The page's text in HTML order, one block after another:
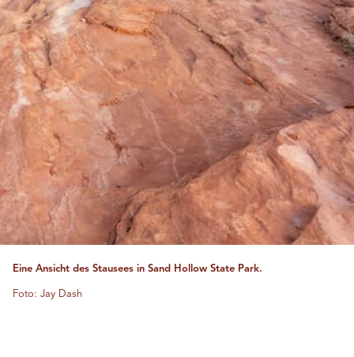
Eine Ansicht des Stausees in Sand Hollow State Park.
Foto: Jay Dash